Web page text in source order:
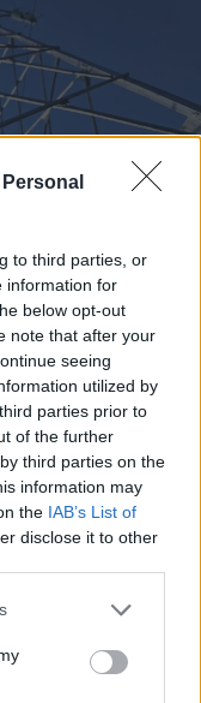
to third parties, or
information for
below opt-out
note that after your
seeing
utilized by
parties prior to
of the further
third parties on the
information may
the IAB’s List of
disclose it to other